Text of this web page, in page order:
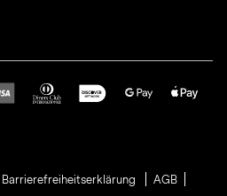
Barrierefreiheitserklärung
AGB